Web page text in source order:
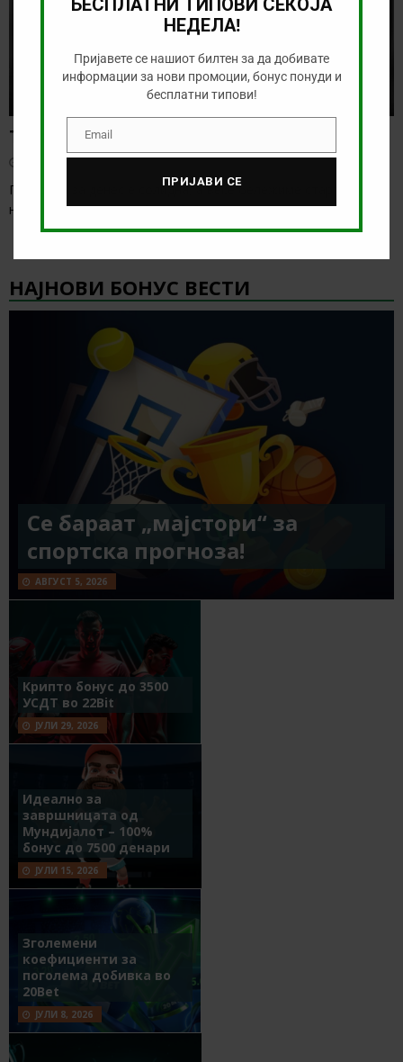
Тикет на денот (сабота, 08.08.2026)
август 8, 2026
Понудата за денес е солидна, а веќе бележиме старт на
некои европски лиги. Ова е[…]
НАЈНОВИ БОНУС ВЕСТИ
Се бараат „мајстори“ за
спортска прогноза!
АВГУСТ 5, 2026
Крипто бонус до 3500
УСДТ во 22Bit
ЈУЛИ 29, 2026
Идеално за
завршницата од
Мундијалот – 100%
бонус до 7500 денари
ЈУЛИ 15, 2026
Зголемени
коефициенти за
поголема добивка во
20Bet
ЈУЛИ 8, 2026
НЕДЕЛА!
Пријавете се нашиот билтен за да добивате
информации за нови промоции, бонус понуди и
бесплатни типови!
EmailEmail
ПРИЈАВИ СЕ